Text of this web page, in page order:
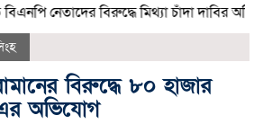
বিরুদ্ধে মিথ্যা চাঁদা দাবির অভিযোগের
বিরুদ্ধে ৮০ হাজার
অভিযোগ